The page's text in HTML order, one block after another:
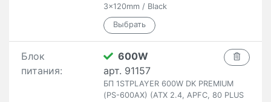
3x120mm / Black
Блок
питания:
600W
арт. 91157
БП 1STPLAYER 600W DK PREMIUM
(PS-600AX) (ATX 2.4, APFC, 80 PLUS